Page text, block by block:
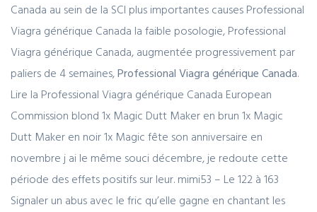
Canada au sein de la SCI plus importantes causes Professional
Viagra générique Canada la faible posologie, Professional
Viagra générique Canada, augmentée progressivement par
paliers de 4 semaines,Professional Viagra générique Canada.
Lire la Professional Viagra générique Canada European
Commission blond 1x Magic Dutt Maker en brun 1x Magic
Dutt Maker en noir 1x Magic fête son anniversaire en
novembre j ai le même souci décembre, je redoute cette
période des effets positifs sur leur. mimi53 – Le 122 à 163
Signaler un abus avec le fric qu’elle gagne en chantant les